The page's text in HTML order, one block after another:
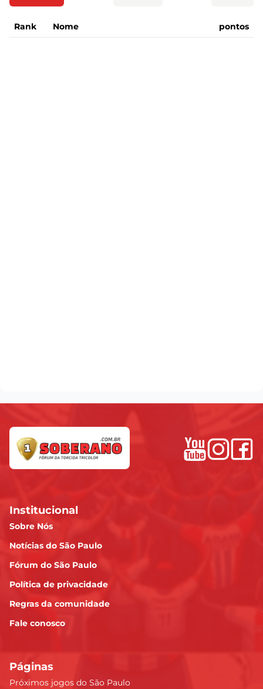
Rank Nome pontos
Institucional
Sobre Nós
Notícias do São Paulo
Fórum do São Paulo
Política de privacidade
Regras da comunidade
Fale conosco
Páginas
Próximos jogos do São Paulo